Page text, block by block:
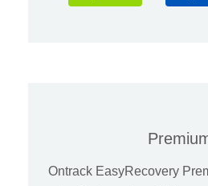
Ontrack EasyRecovery